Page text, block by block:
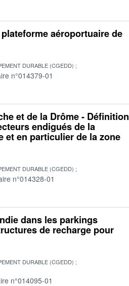
aéroportuaire de
DURABLE (CGEDD)
n°014379-01
et de la Drôme - Définition
endigués de la
et en particulier de la zone
DURABLE (CGEDD)
n°014328-01
dans les parkings
de recharge pour
DURABLE (CGEDD)
n°014095-01